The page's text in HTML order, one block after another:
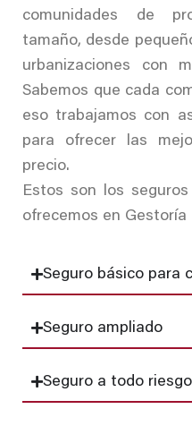
comunidades de
tamaño, desde
urbanizaciones con
Sabemos que cada
eso trabajamos con
para ofrecer las
precio.
Estos son los
ofrecemos en Gestoría
Seguro básico para
Seguro ampliado
Seguro a todo